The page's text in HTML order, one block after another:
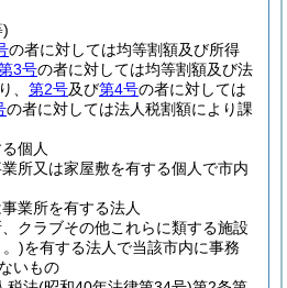
)
の者に対しては均等割額及び所得
3号の者に対しては均等割額及び法
、 第2号及び第4号の者に対しては
の者に対しては法人税割額により課
個人
所又は家屋敷を有する個人で市内
業所を有する法人
クラブその他これらに類する施設
)を有する法人で当該市内に事務
いもの